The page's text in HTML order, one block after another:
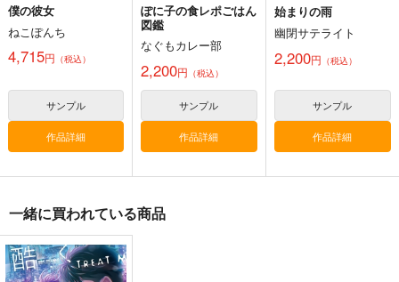
神座万象・第十四機
関
僕の彼女
ねこぽんち
4,715円 （税込）
サンプル
作品詳細
ぽに子の食レポごはん
図鑑
なぐもカレー部
2,200円 （税込）
サンプル
作品詳細
始まりの雨
幽閉サテライト
2,200円 （税込）
サンプル
作品詳細
一緒に買われている商品